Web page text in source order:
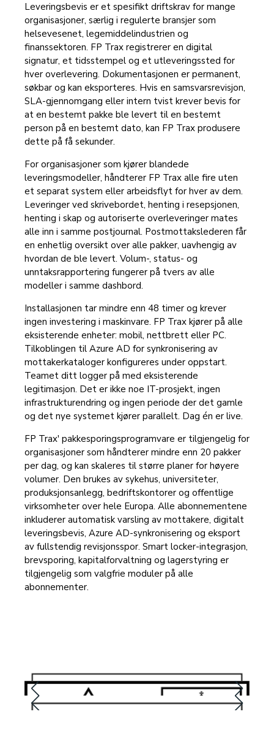
Leveringsbevis er et spesifikt driftskrav for mange
organisasjoner, særlig i regulerte bransjer som
helsevesenet, legemiddelindustrien og
finanssektoren. FP Trax registrerer en digital
signatur, et tidsstempel og et utleveringssted for
hver overlevering. Dokumentasjonen er permanent,
søkbar og kan eksporteres. Hvis en samsvarsrevisjon,
SLA-gjennomgang eller intern tvist krever bevis for
at en bestemt pakke ble levert til en bestemt
person på en bestemt dato, kan FP Trax produsere
dette på få sekunder.
For organisasjoner som kjører blandede
leveringsmodeller, håndterer FP Trax alle fire uten
et separat system eller arbeidsflyt for hver av dem.
Leveringer ved skrivebordet, henting i resepsjonen,
henting i skap og autoriserte overleveringer mates
alle inn i samme postjournal. Postmottakslederen får
en enhetlig oversikt over alle pakker, uavhengig av
hvordan de ble levert. Volum-, status- og
unntaksrapportering fungerer på tvers av alle
modeller i samme dashbord.
Installasjonen tar mindre enn 48 timer og krever
ingen investering i maskinvare. FP Trax kjører på alle
eksisterende enheter: mobil, nettbrett eller PC.
Tilkoblingen til Azure AD for synkronisering av
mottakerkataloger konfigureres under oppstart.
Teamet ditt logger på med eksisterende
legitimasjon. Det er ikke noe IT-prosjekt, ingen
infrastrukturendring og ingen periode der det gamle
og det nye systemet kjører parallelt. Dag én er live.
FP Trax' pakkesporingsprogramvare er tilgjengelig for
organisasjoner som håndterer mindre enn 20 pakker
per dag, og kan skaleres til større planer for høyere
volumer. Den brukes av sykehus, universiteter,
produksjonsanlegg, bedriftskontorer og offentlige
virksomheter over hele Europa. Alle abonnementene
inkluderer automatisk varsling av mottakere, digitalt
leveringsbevis, Azure AD-synkronisering og eksport
av fullstendig revisjonsspor. Smart locker-integrasjon,
brevsporing, kapitalforvaltning og lagerstyring er
tilgjengelig som valgfrie moduler på alle
abonnementer.